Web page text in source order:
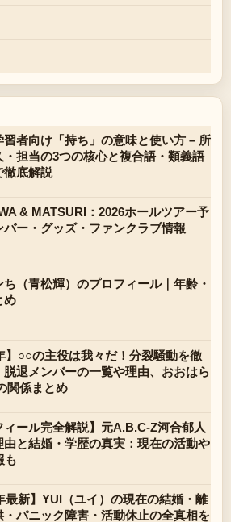
習者向け「持ち」の意味と使い方 – 所
・担当の3つの核心と複合語・類義語
徹底解説
& MATSURI：2026ホールツアー予
バー・グッズ・ファンクラブ情報
ち（青松輝）のプロフィール｜年齢・
め
】○○の主役は我々だ！分裂騒動を徹
脱退メンバーの一覧や理由、おおはら
関係まとめ
ィール完全解説】元A.B.C-Z河合郁人
由と結婚・学歴の真実：現在の活動や
も
最新】YUI（ユイ）の現在の結婚・離
・パニック障害・活動休止の全真相を